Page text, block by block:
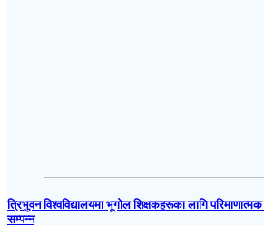
त्रिभुवन विश्वविद्यालयमा भूगोल शिक्षकहरूका लागि परिमाणात्मक
सम्पन्न